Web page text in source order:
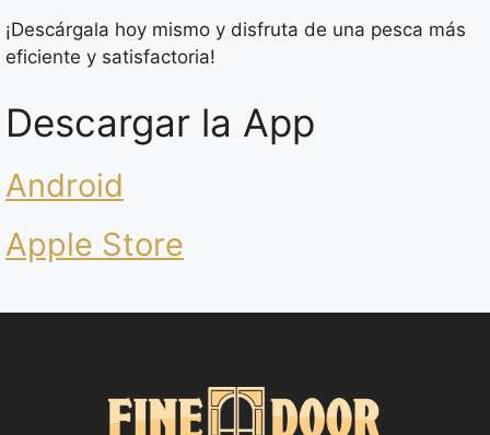
¡Descárgala hoy mismo y disfruta de una pesca más
eficiente y satisfactoria!
Descargar la App
Android
Apple Store